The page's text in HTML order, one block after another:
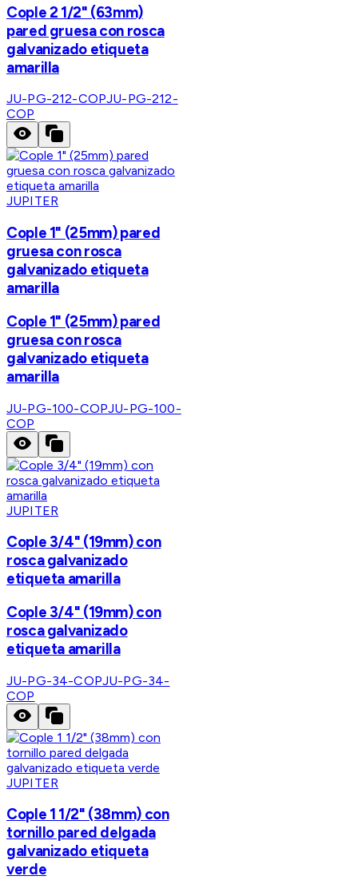
Cople 2 1/2" (63mm)
pared gruesa con rosca
galvanizado etiqueta
amarilla
JU-PG-212-COPJU-PG-212-
COP
JUPITER
Cople 1" (25mm) pared
gruesa con rosca
galvanizado etiqueta
amarilla
Cople 1" (25mm) pared
gruesa con rosca
galvanizado etiqueta
amarilla
JU-PG-100-COPJU-PG-100-
COP
JUPITER
Cople 3/4" (19mm) con
rosca galvanizado
etiqueta amarilla
Cople 3/4" (19mm) con
rosca galvanizado
etiqueta amarilla
JU-PG-34-COPJU-PG-34-
COP
JUPITER
Cople 1 1/2" (38mm) con
tornillo pared delgada
galvanizado etiqueta
verde